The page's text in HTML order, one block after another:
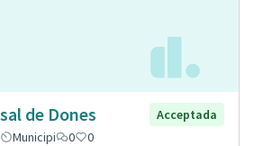
de Dones
Acceptada
Municipi 0 0